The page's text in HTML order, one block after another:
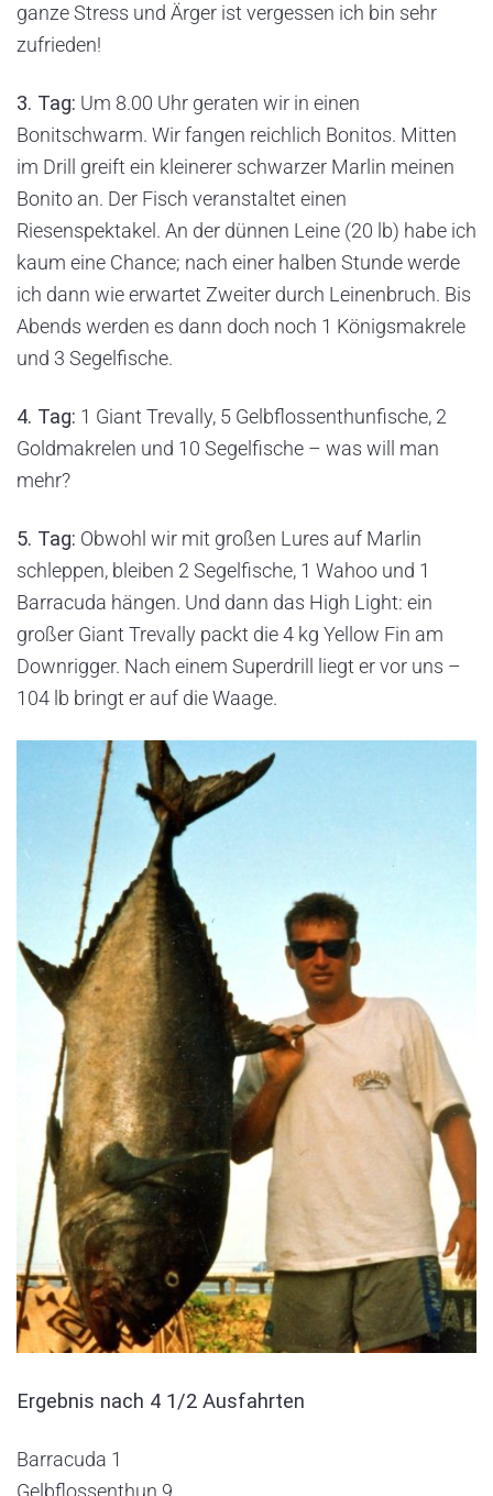
ganze Stress und Ärger ist vergessen ich bin sehr
zufrieden!
3. Tag: Um 8.00 Uhr geraten wir in einen
Bonitschwarm. Wir fangen reichlich Bonitos. Mitten
im Drill greift ein kleinerer schwarzer Marlin meinen
Bonito an. Der Fisch veranstaltet einen
Riesenspektakel. An der dünnen Leine (20 lb) habe ich
kaum eine Chance; nach einer halben Stunde werde
ich dann wie erwartet Zweiter durch Leinenbruch. Bis
Abends werden es dann doch noch 1 Königsmakrele
und 3 Segelfische.
4. Tag: 1 Giant Trevally, 5 Gelbflossenthunfische, 2
Goldmakrelen und 10 Segelfische – was will man
mehr?
5. Tag: Obwohl wir mit großen Lures auf Marlin
schleppen, bleiben 2 Segelfische, 1 Wahoo und 1
Barracuda hängen. Und dann das High Light: ein
großer Giant Trevally packt die 4 kg Yellow Fin am
Downrigger. Nach einem Superdrill liegt er vor uns –
104 lb bringt er auf die Waage.
Ergebnis nach 4 1/2 Ausfahrten
Barracuda 1
Gelbflossenthun 9